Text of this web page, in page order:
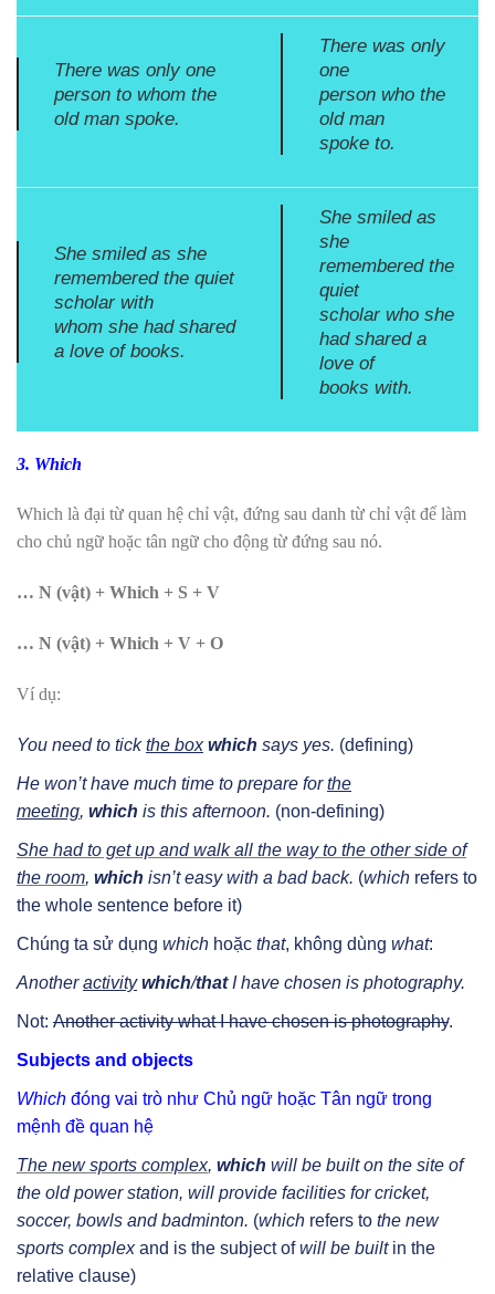
There was only one
personto whom the
old man spoke.
There was only
one
person whothe
old man
spoke to.
She smiled as she
remembered the quiet
scholar with
whom she had shared
a love of books.
She smiled as
she
remembered the
quiet
scholar whoshe
had shared a
love of
books with.
3. Which
Which là đại từ quan hệ chỉ vật, đứng sau danh từ chỉ vật để làm
cho chủ ngữ hoặc tân ngữ cho động từ đứng sau nó.
… N (vật) + Which + S + V
… N (vật) + Which + V + O
Ví dụ:
You need to tickthe box which says yes. (defining)
He won’t have much time to prepare forthe
meeting, which is this afternoon. (non-defining)
She had to get up and walk all the way to the other side of
the room, which isn’t easy with a bad back. (which refers to
the whole sentence before it)
Chúng ta sử dụng which hoặc that, không dùng what:
Anotheractivity which/thatI have chosen is photography.
Not: Another activity what I have chosen is photography.
Subjects and objects
Which đóng vai trò như Chủ ngữ hoặc Tân ngữ trong
mệnh đề quan hệ
The new sports complex, which will be built on the site of
the old power station, will provide facilities for cricket,
soccer, bowls and badminton. (which refers to the new
sports complexand is the subject ofwill be builtin the
relative clause)